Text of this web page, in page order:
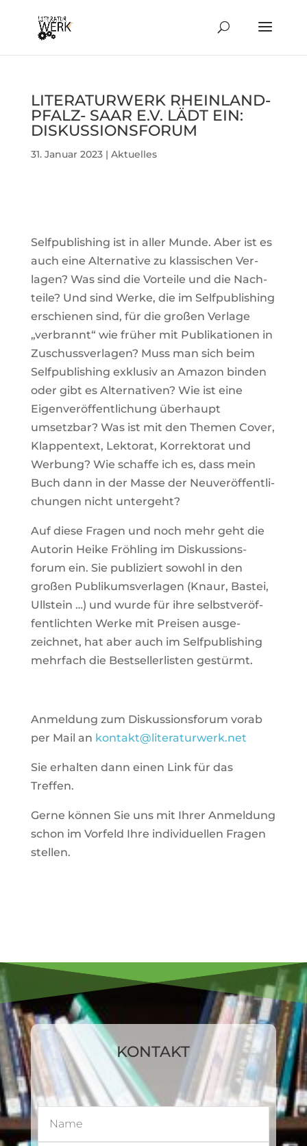
LITE­RA­TUR­WERK RHEIN­LAND-
PFALZ- SAAR E.V. LÄDT EIN:
DISKUSSIONSFORUM
31. Januar 2023| Aktuelles
Self­pu­bli­shing ist in aller Munde. Aber ist es
auch eine Alter­na­tive zu klas­si­schen Ver­
lagen? Was sind die Vor­teile und die Nach­
teile? Und sind Werke, die im Self­pu­bli­shing
erschienen sind, für die großen Ver­lage
„ver­brannt“ wie früher mit Publi­ka­tionen in
Zuschuss­ver­lagen? Muss man sich beim
Self­pu­bli­shing exklusiv an Amazon binden
oder gibt es Alter­na­tiven? Wie ist eine
Eigen­ver­öf­fent­li­chung über­haupt
umsetzbar? Was ist mit den Themen Cover,
Klap­pen­text, Lek­torat, Kor­rek­torat und
Wer­bung? Wie schaffe ich es, dass mein
Buch dann in der Masse der Neu­ver­öf­fent­li­
chungen nicht untergeht?
Auf diese Fragen und noch mehr geht die
Autorin Heike Fröh­ling im Dis­kus­si­ons­
forum ein. Sie publi­ziert sowohl in den
großen Publi­kums­ver­lagen (Knaur, Bastei,
Ull­stein …) und wurde für ihre selbst­ver­öf­
fent­lichten Werke mit Preisen aus­ge­
zeichnet, hat aber auch im Self­pu­bli­shing
mehr­fach die Best­sel­ler­listen gestürmt.
Anmel­dung zum Dis­kus­si­ons­forum vorab
per Mail an kontakt@literaturwerk.net
Sie erhalten dann einen Link für das
Treffen.
Gerne können Sie uns mit Ihrer Anmel­dung
schon im Vor­feld Ihre indi­vi­du­ellen Fragen
stellen.
KONTAKT